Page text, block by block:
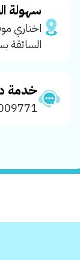
سهولة
اختاري
السائقة
خدمة